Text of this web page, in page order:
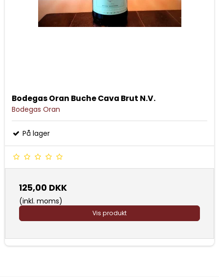
Bodegas Oran Buche Cava Brut N.V.
Bodegas Oran
På lager
125,00 DKK
(inkl. moms)
Vis produkt